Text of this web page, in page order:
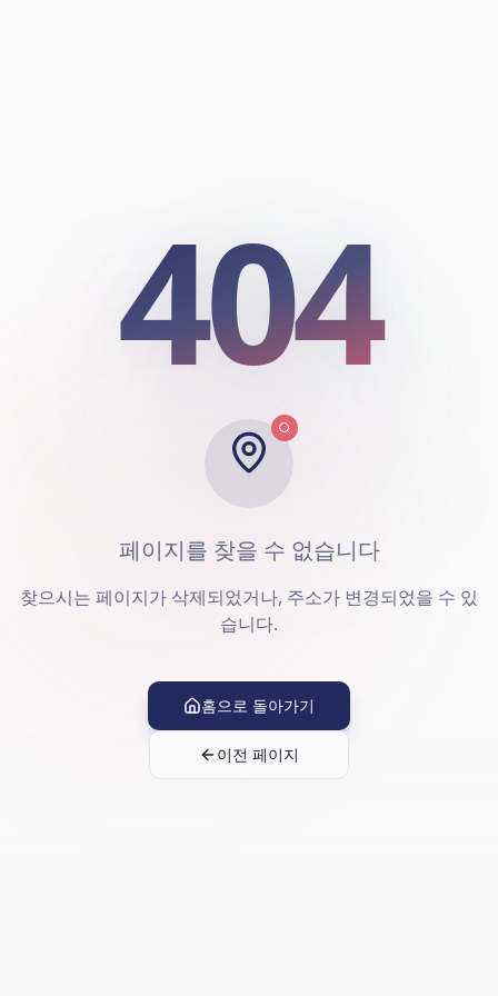
404
404
페이지를 찾을 수 없습니다
찾으시는 페이지가 삭제되었거나, 주소가 변경되었을 수 있
습니다.
홈으로 돌아가기
이전 페이지